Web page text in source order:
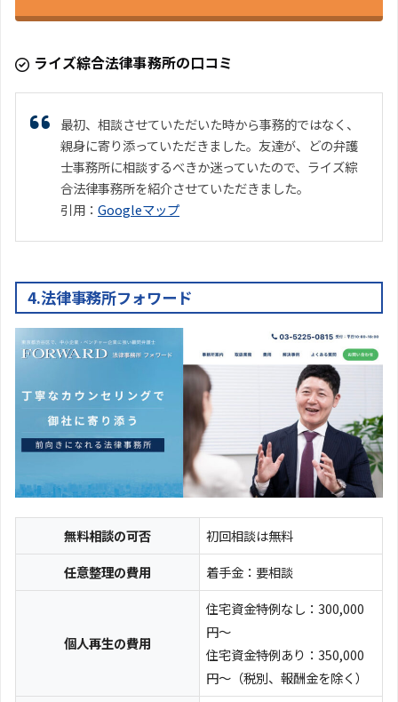
ライズ綜合法律事務所の口コミ
最初、相談させていただいた時から事務的ではなく、
親身に寄り添っていただきました。友達が、どの弁護
士事務所に相談するべきか迷っていたので、ライズ綜
合法律事務所を紹介させていただきました。
引用： Googleマップ
4.法律事務所フォワード
無料相談の可否
初回相談は無料
任意整理の費用
着手金：要相談
個人再生の費用
住宅資金特例なし：300,000
円～
住宅資金特例あり：350,000
円～（税別、報酬金を除く）